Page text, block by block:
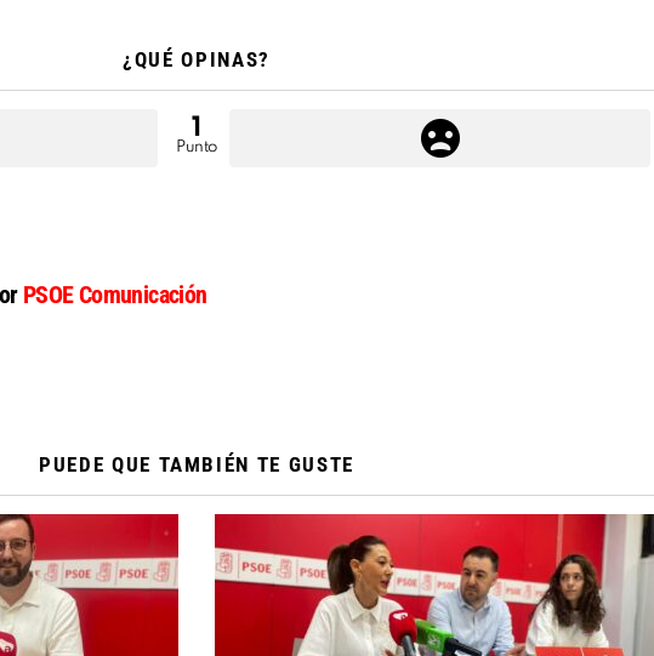
¿QUÉ OPINAS?
1
Punto
PSOE Comunicación
PUEDE QUE TAMBIÉN TE GUSTE